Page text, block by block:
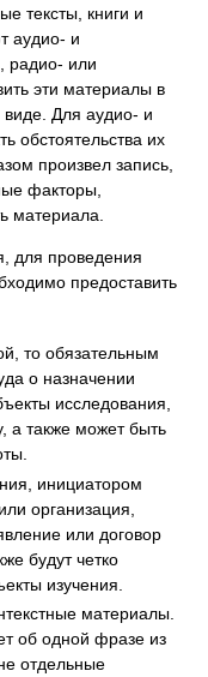
тексты, книги и
аудио- и
радио- или
эти материалы в
Для аудио- и
обстоятельства их
произвел запись,
факторы,
материала.
для проведения
предоставить
то обязательным
о назначении
исследования,
а также может быть
инициатором
организация,
или договор
будут четко
изучения.
материалы.
об одной фразе из
отдельные